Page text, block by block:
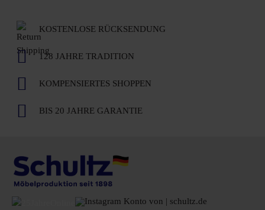
KOSTENLOSE RÜCKSENDUNG
128 JAHRE TRADITION
KOMPENSIERTES SHOPPEN
BIS 20 JAHRE GARANTIE